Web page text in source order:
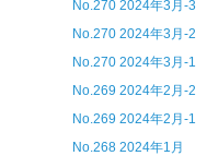
No.270 2024年3月-3
No.270 2024年3月-2
No.270 2024年3月-1
No.269 2024年2月-2
No.269 2024年2月-1
No.268 2024年1月